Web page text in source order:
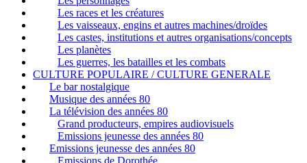
Les races et les créatures
Les vaisseaux, engins et autres machines/droïdes
Les castes, institutions et autres organisations/concepts
Les planètes
Les guerres, les batailles et les combats
CULTURE POPULAIRE / CULTURE GENERALE
Le bar nostalgique
Musique des années 80
La télévision des années 80
Grand producteurs, empires audiovisuels
Emissions jeunesse des années 80
Emissions jeunesse des années 80